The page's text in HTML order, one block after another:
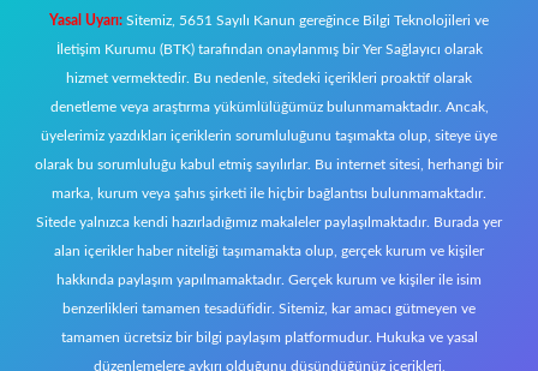
Yasal Uyarı: Sitemiz, 5651 Sayılı Kanun gereğince Bilgi Teknolojileri ve
İletişim Kurumu (BTK) tarafından onaylanmış bir Yer Sağlayıcı olarak
hizmet vermektedir. Bu nedenle, sitedeki içerikleri proaktif olarak
denetleme veya araştırma yükümlülüğümüz bulunmamaktadır. Ancak,
üyelerimiz yazdıkları içeriklerin sorumluluğunu taşımakta olup, siteye üye
olarak bu sorumluluğu kabul etmiş sayılırlar. Bu internet sitesi, herhangi bir
marka, kurum veya şahıs şirketi ile hiçbir bağlantısı bulunmamaktadır.
Sitede yalnızca kendi hazırladığımız makaleler paylaşılmaktadır. Burada yer
alan içerikler haber niteliği taşımamakta olup, gerçek kurum ve kişiler
hakkında paylaşım yapılmamaktadır. Gerçek kurum ve kişiler ile isim
benzerlikleri tamamen tesadüfidir. Sitemiz, kar amacı gütmeyen ve
tamamen ücretsiz bir bilgi paylaşım platformudur. Hukuka ve yasal
düzenlemelere aykırı olduğunu düşündüğünüz içerikleri,